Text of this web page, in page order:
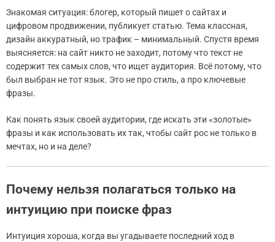
Знакомая ситуация: блогер, который пишет о сайтах и
цифровом продвижении, публикует статью. Тема классная,
дизайн аккуратный, но трафик – минимальный. Спустя время
выясняется: на сайт никто не заходит, потому что текст не
содержит тех самых слов, что ищет аудитория. Всё потому, что
был выбран не тот язык. Это не про стиль, а про ключевые
фразы.
Как понять язык своей аудитории, где искать эти «золотые»
фразы и как использовать их так, чтобы сайт рос не только в
мечтах, но и на деле?
Почему нельзя полагаться только на
интуицию при поиске фраз
Интуиция хороша, когда вы угадываете последний ход в